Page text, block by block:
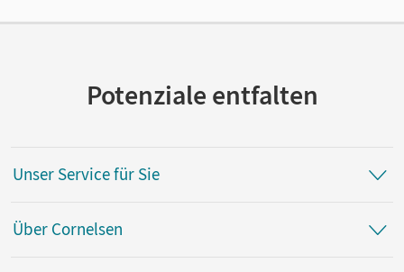
Potenziale entfalten
Unser Service für Sie
Über Cornelsen